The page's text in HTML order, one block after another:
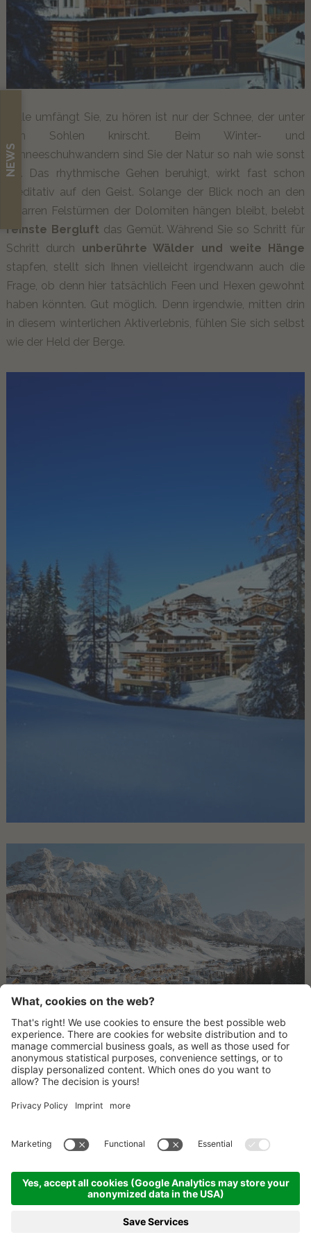
NEWS
Stille umfängt Sie, zu hören ist nur der Schnee, der unter
den Sohlen knirscht. Beim Winter- und
Schneeschuhwandern sind Sie der Natur so nah wie sonst
nie. Das rhythmische Gehen beruhigt, wirkt fast schon
meditativ auf den Geist. Solange der Blick noch an den
bizarren Felstürmen der Dolomiten hängen bleibt, belebt
reinste Bergluft das Gemüt. Während Sie so Schritt für
Schritt durch unberührte Wälder und weite Hänge
stapfen, stellt sich Ihnen vielleicht irgendwann auch die
Frage, ob denn hier tatsächlich Feen und Hexen gewohnt
haben könnten. Gut möglich. Denn irgendwie, mitten drin
in diesem winterlichen Aktiverlebnis, fühlen Sie sich selbst
wie der Held der Berge.
ANREISE
NEWSLETTER
©2026 LAGACIÓ HOTEL MOUNTAIN RESIDENCE.CIN: IT021006B4OWB2UW3J
ANREISE PARTNER